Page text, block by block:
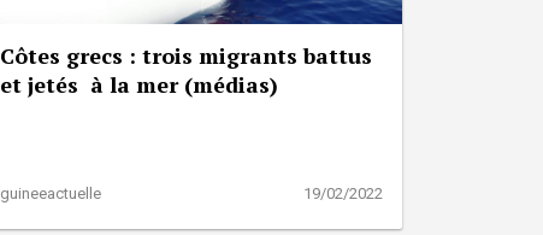
Côtes grecs : trois migrants battus
et jetés à la mer (médias)
guineeactuelle 19/02/2022